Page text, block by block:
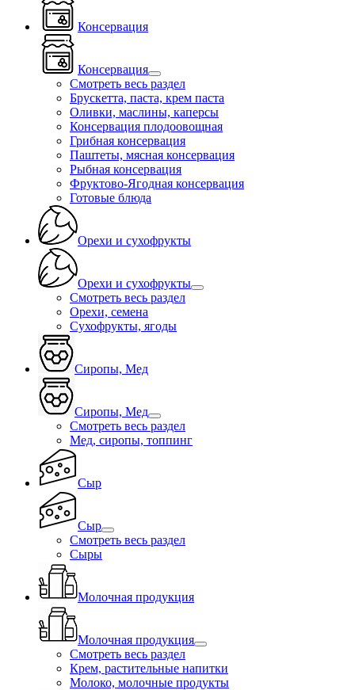
Консервация
Консервация
Смотреть весь раздел
Брускетта, паста, крем паста
Оливки, маслины, каперсы
Консервация плодоовощная
Грибная консервация
Паштеты, мясная консервация
Рыбная консервация
Фруктово-Ягодная консервация
Готовые блюда
Орехи и сухофрукты
Орехи и сухофрукты
Смотреть весь раздел
Орехи, семена
Сухофрукты, ягоды
Сиропы, Мед
Сиропы, Мед
Смотреть весь раздел
Мед, сиропы, топпинг
Сыр
Сыр
Смотреть весь раздел
Сыры
Молочная продукция
Молочная продукция
Смотреть весь раздел
Крем, растительные напитки
Молоко, молочные продукты